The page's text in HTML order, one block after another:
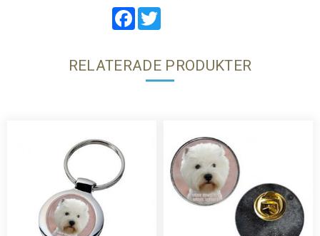
Facebook
RELATERADE PRODUKTER